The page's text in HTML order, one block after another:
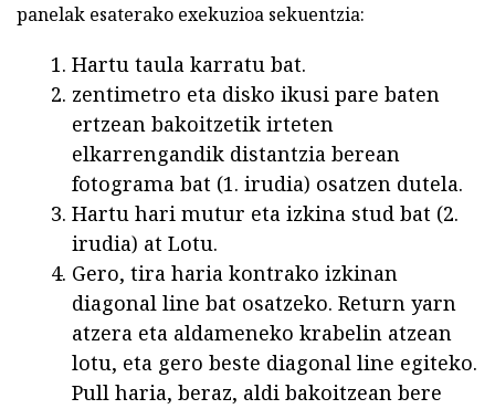
panelak esaterako exekuzioa sekuentzia:
Hartu taula karratu bat.
zentimetro eta disko ikusi pare baten
ertzean bakoitzetik irteten
elkarrengandik distantzia berean
fotograma bat (1. irudia) osatzen dutela.
Hartu hari mutur eta izkina stud bat (2.
irudia) at Lotu.
Gero, tira haria kontrako izkinan
diagonal line bat osatzeko. Return yarn
atzera eta aldameneko krabelin atzean
lotu, eta gero beste diagonal line egiteko.
Pull haria, beraz, aldi bakoitzean bere